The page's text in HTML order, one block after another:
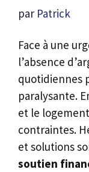
par Patrick
Face à une
l’absence
quotidiennes
paralysante.
et le
contraintes.
et solutions
soutien